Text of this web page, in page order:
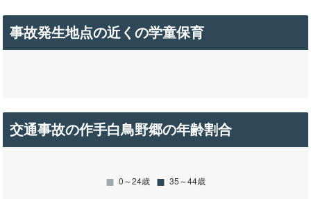
事故発生地点の近くの学童保育
交通事故の作手白鳥野郷の年齢割合